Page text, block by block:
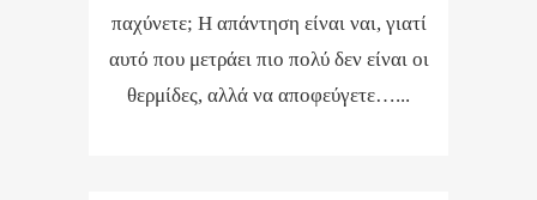
παχύνετε; Η απάντηση είναι ναι, γιατί
αυτό που μετράει πιο πολύ δεν είναι οι
θερμίδες, αλλά να αποφεύγετε…...